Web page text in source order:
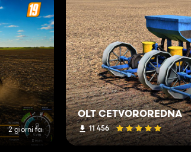
2 giorni fa
OLT CETVOROREDNA
11 456